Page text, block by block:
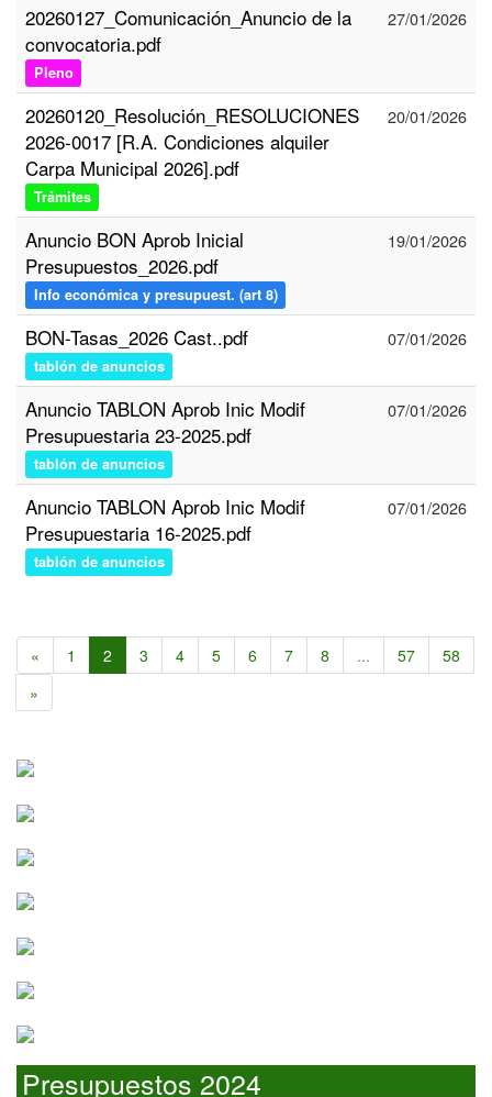
20260127_Comunicación_Anuncio de la
convocatoria.pdf
Pleno
27/01/2026
20260120_Resolución_RESOLUCIONES
2026-0017 [R.A. Condiciones alquiler
Carpa Municipal 2026].pdf
Trámites
20/01/2026
Anuncio BON Aprob Inicial
Presupuestos_2026.pdf
Info económica y presupuest. (art 8)
19/01/2026
BON-Tasas_2026 Cast..pdf
tablón de anuncios
07/01/2026
Anuncio TABLON Aprob Inic Modif
Presupuestaria 23-2025.pdf
tablón de anuncios
07/01/2026
Anuncio TABLON Aprob Inic Modif
Presupuestaria 16-2025.pdf
tablón de anuncios
07/01/2026
« 1 2 3 4 5 6 7 8 ... 57
58
»
Presupuestos 2024